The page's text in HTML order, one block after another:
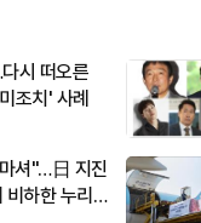
시 떠오른
조치' 사례
셔"…日 지진
하한 누리